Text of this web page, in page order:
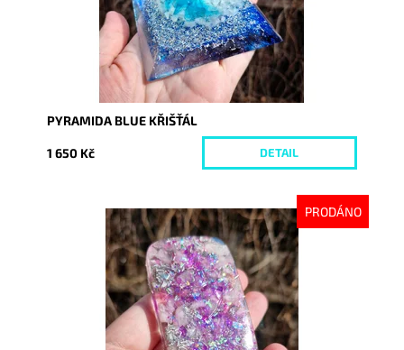
PYRAMIDA BLUE KŘIŠŤÁL
1 650 Kč DETAIL
PRODÁNO
Dostupnost:
Vyprodáno
10191